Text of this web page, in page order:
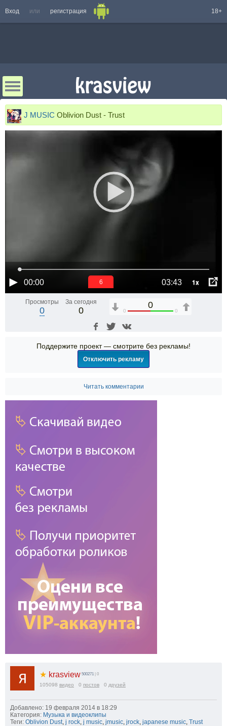
Вход или регистрация 18+
J MUSIC Oblivion Dust - Trust
00:00 03:43 1x
6
Просмотры
0
За сегодня
0
0
0 0
Поддержите проект — смотрите без рекламы!
Отключить рекламу
Читать комментарии
★ krasview 500271 | 0
105098 видео 0 постов 0 друзей
Добавлено: 19 февраля 2014 в 18:29
Категория: Музыка и видеоклипы
Теги: Oblivion Dust, j rock, j music, jmusic, jrock, japanese music, Trust